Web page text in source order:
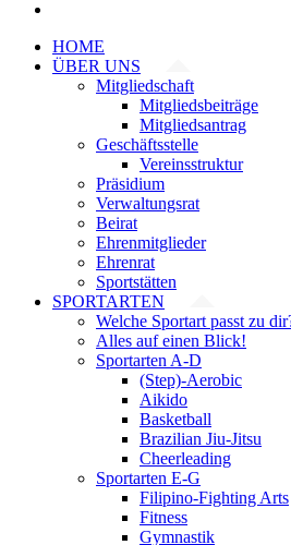
HOME
ÜBER UNS
Mitgliedschaft
Mitgliedsbeiträge
Mitgliedsantrag
Geschäftsstelle
Vereinsstruktur
Präsidium
Verwaltungsrat
Beirat
Ehrenmitglieder
Ehrenrat
Sportstätten
SPORTARTEN
Welche Sportart passt zu
Alles auf einen Blick!
Sportarten A-D
(Step)-Aerobic
Aikido
Basketball
Brazilian Jiu-Jitsu
Cheerleading
Sportarten E-G
Filipino-Fighting Arts
Fitness
Gymnastik